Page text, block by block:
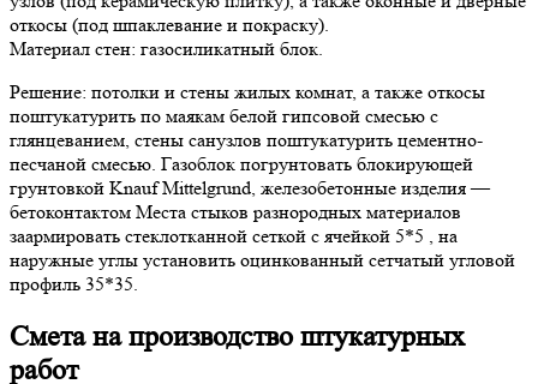
откосы (под шпаклевание и покраску).
Материал стен: газосиликатный блок.
Решение: потолки и стены жилых комнат, а также откосы
поштукатурить по маякам белой гипсовой смесью с
глянцеванием, стены санузлов поштукатурить цементно-
песчаной смесью. Газоблок погрунтовать блокирующей
грунтовкой Knauf Mittelgrund, железобетонные изделия —
бетоконтактом Места стыков разнородных материалов
заармировать стеклотканной сеткой с ячейкой 5*5 , на
наружные углы установить оцинкованный сетчатый угловой
профиль 35*35.
Смета на производство штукатурных
работ